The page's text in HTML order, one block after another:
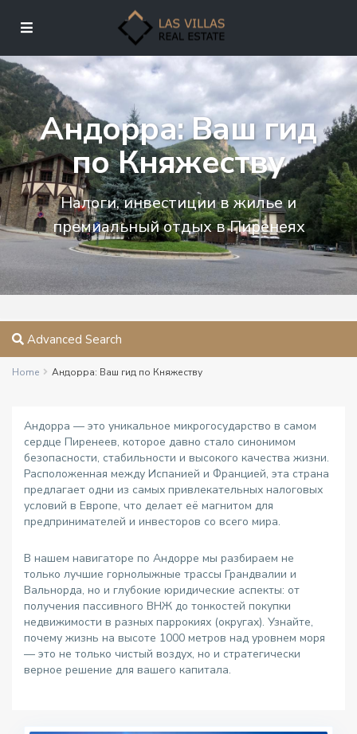
Андорра: Ваш гид
по Княжеству
Налоги, инвестиции в жилье и
премиальный отдых в Пиренеях
Advanced Search
Home Андорра: Ваш гид по Княжеству
Андорра — это уникальное микрогосударство в самом
сердце Пиренеев, которое давно стало синонимом
безопасности, стабильности и высокого качества жизни.
Расположенная между Испанией и Францией, эта страна
предлагает одни из самых привлекательных налоговых
условий в Европе, что делает её магнитом для
предпринимателей и инвесторов со всего мира.
В нашем навигаторе по Андорре мы разбираем не
только лучшие горнолыжные трассы Грандвалии и
Вальнорда, но и глубокие юридические аспекты: от
получения пассивного ВНЖ до тонкостей покупки
недвижимости в разных паррокиях (округах). Узнайте,
почему жизнь на высоте 1000 метров над уровнем моря
— это не только чистый воздух, но и стратегически
верное решение для вашего капитала.